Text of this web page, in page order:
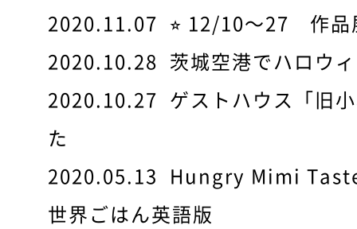
2020.11.07 ⭐︎ 12/10〜27 作品
2020.10.28 茨城空港でハロウ
2020.10.27 ゲストハウス「旧
た
2020.05.13 Hungry Mimi
世界ごはん英語版